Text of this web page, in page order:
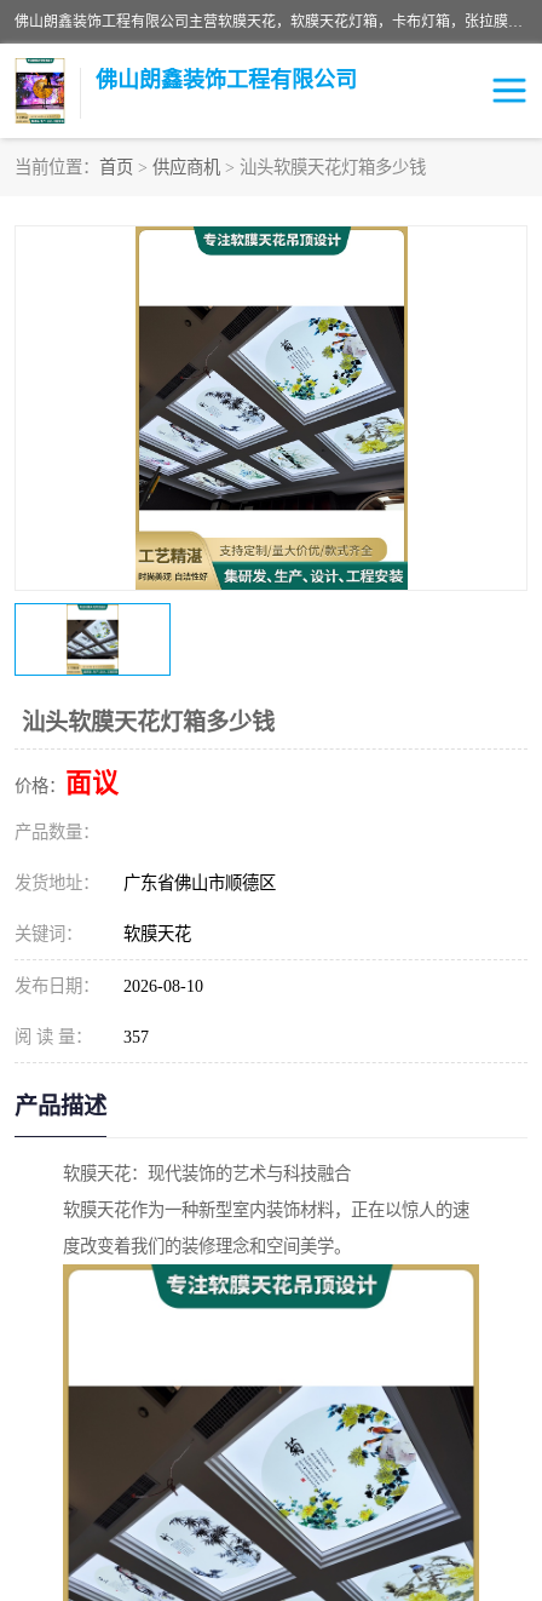
佛山朗鑫装饰工程有限公司主营软膜天花，软膜天花灯箱，卡布灯箱，张拉膜等产品，价格实惠，支持定制；公司专业装饰铺面，家居，会展特装，软膜等工程，技能精良人员，安装快、价格合理，质量保证、热诚与各方有识人士合作，欢迎新老客户来电咨询。
佛山朗鑫装饰工程有限公司
当前位置： 首页 > 供应商机 > 汕头软膜天花灯箱多少钱
汕头软膜天花灯箱多少钱
价格： 面议
产品数量：
发货地址： 广东省佛山市顺德区
关键词： 软膜天花
发布日期： 2026-08-10
阅 读 量： 357
产品描述
软膜天花：现代装饰的艺术与科技融合
软膜天花作为一种新型室内装饰材料，正在以惊人的速
度改变着我们的装修理念和空间美学。